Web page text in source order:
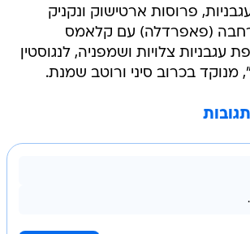
פרוסות ארטישוק ונקניק
(פאפרדלה) עם קלאמס
עגבניות צלויות ושמפניה, לנגוסטין
מנוקד בכרוב סיני ורוטב שמנת.